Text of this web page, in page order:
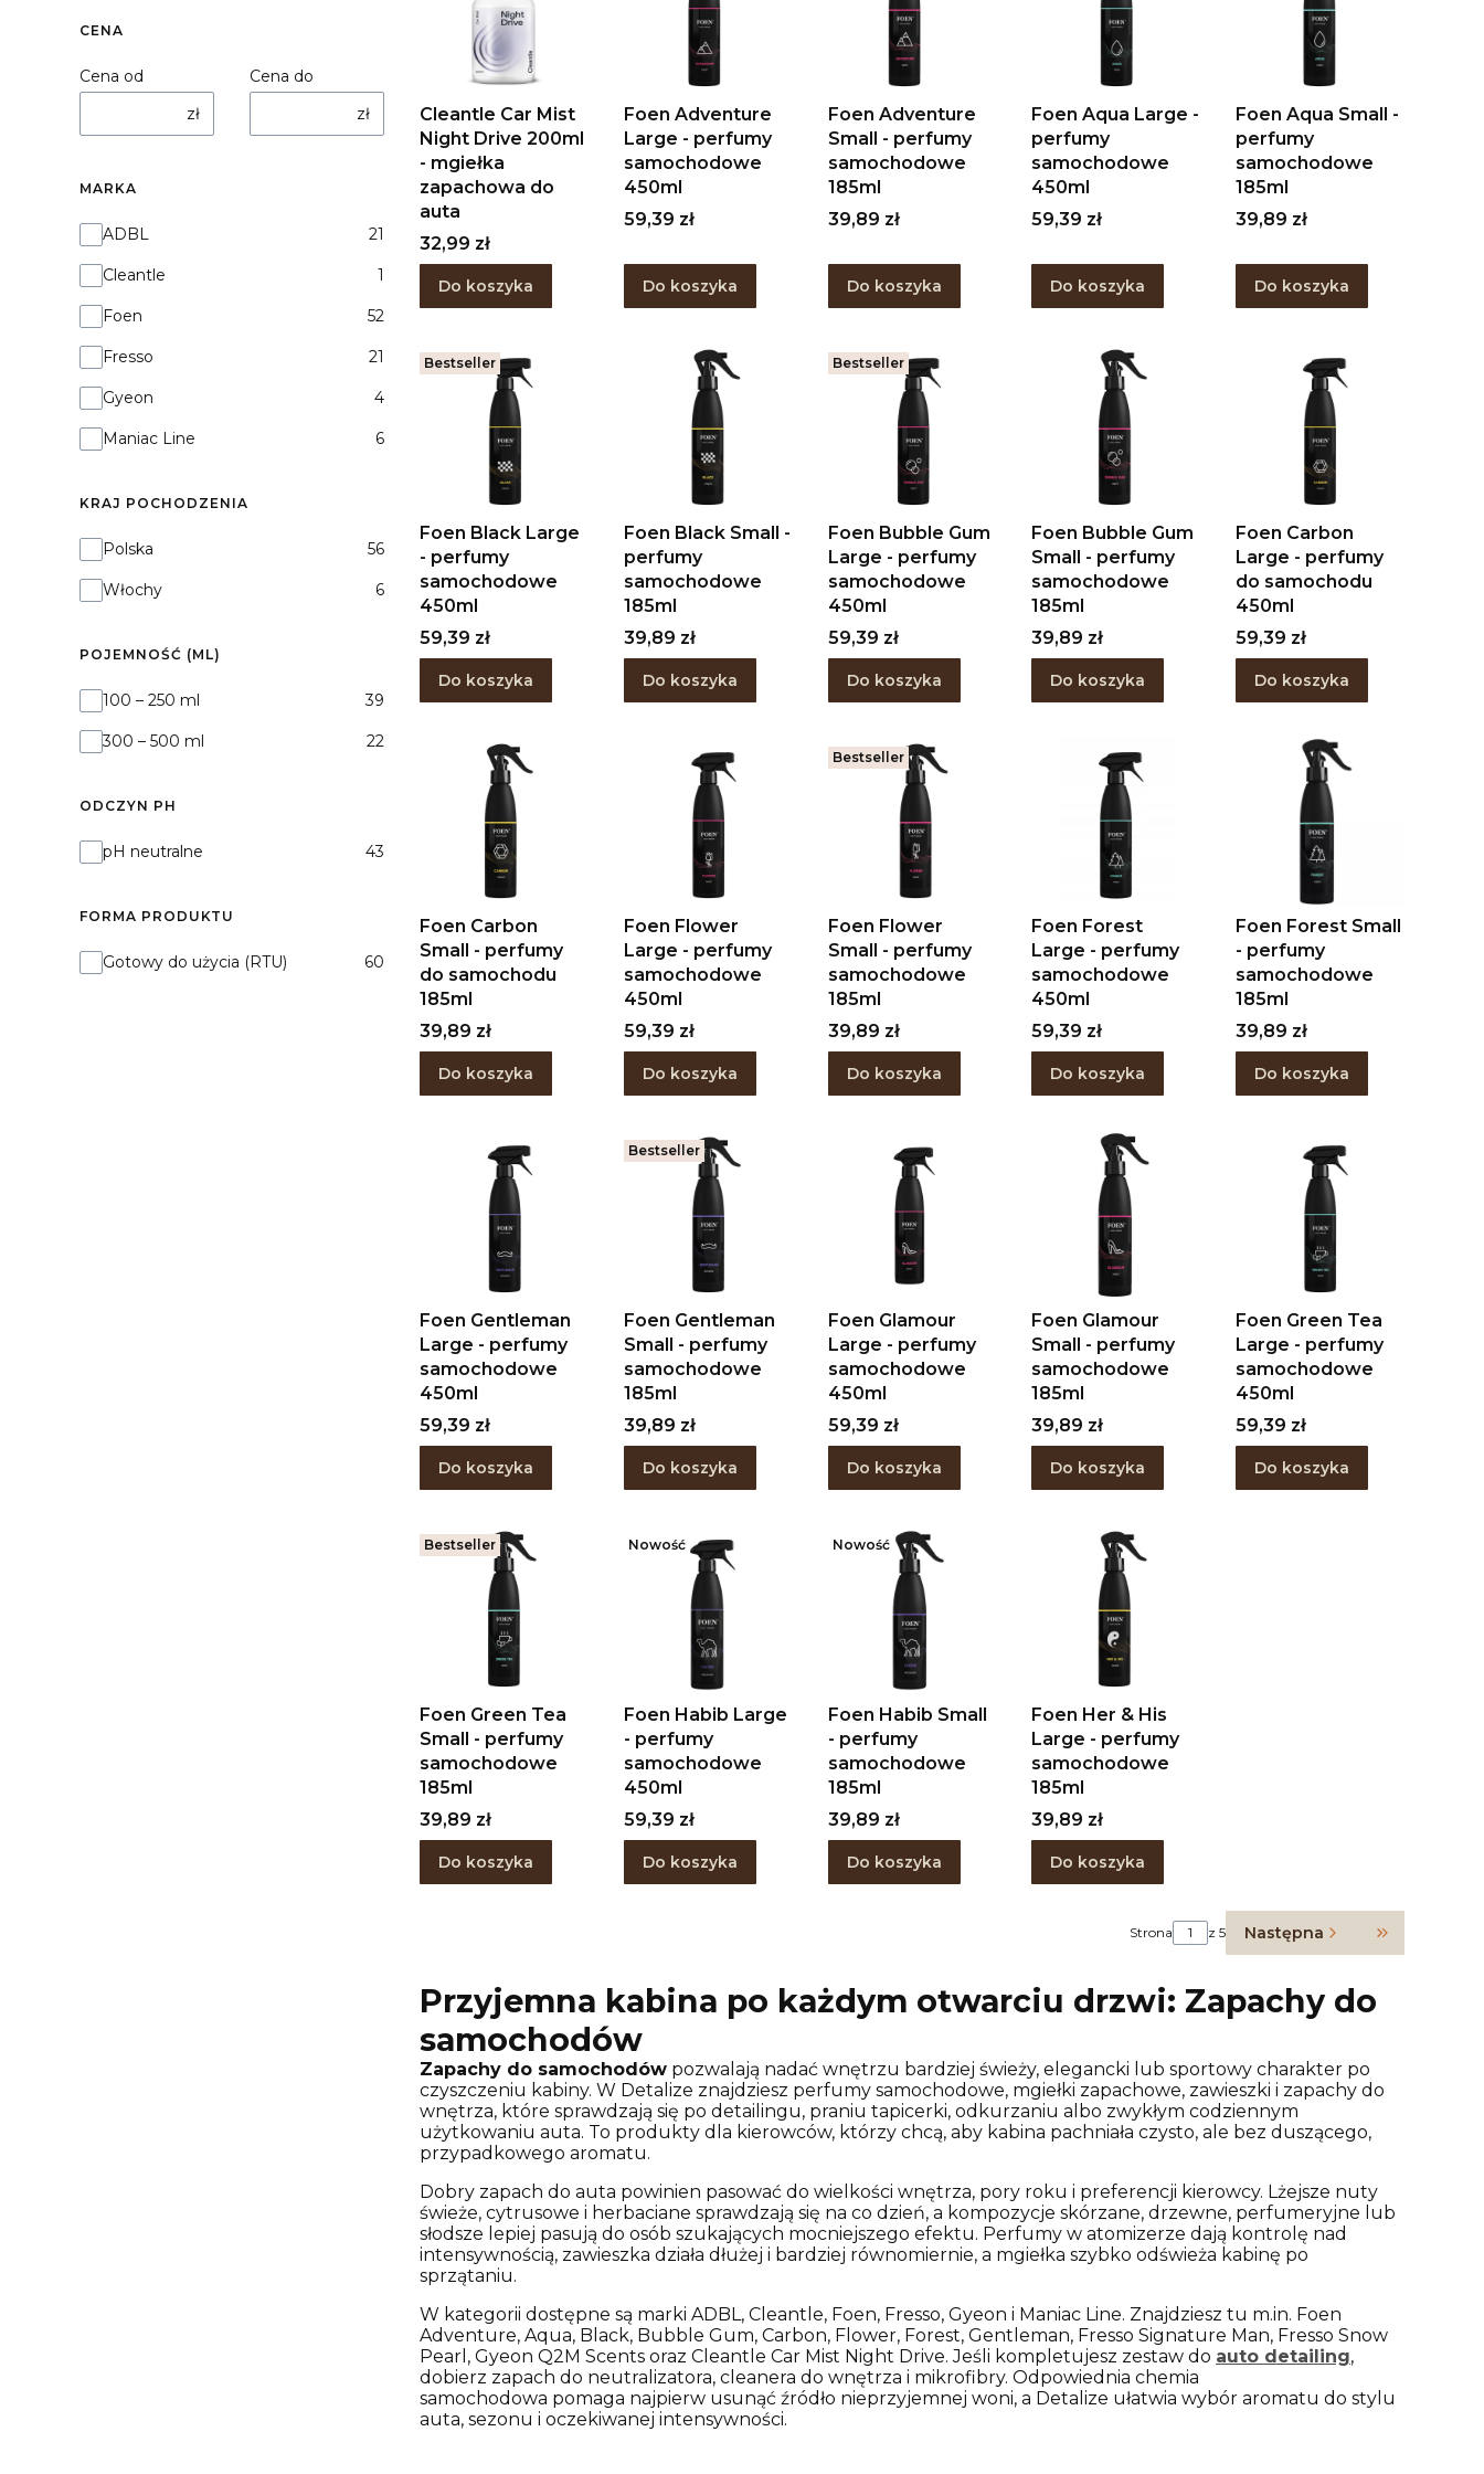
CENA
Cena od
zł
Cena do
zł
MARKA
Marka
ADBL 21
Cleantle 1
Foen 52
Fresso 21
Gyeon 4
Maniac Line 6
KRAJ POCHODZENIA
Kraj pochodzenia
Polska 56
Włochy 6
POJEMNOŚĆ (ML)
Pojemność (ml)
100 – 250 ml 39
300 – 500 ml 22
ODCZYN PH
Odczyn pH
pH neutralne 43
FORMA PRODUKTU
Forma produktu
Gotowy do użycia (RTU) 60
Cleantle Car Mist
Night Drive 200ml
- mgiełka
zapachowa do
auta
Cena
32,99 zł
Do koszyka
Foen Adventure
Large - perfumy
samochodowe
450ml
Cena
59,39 zł
Do koszyka
Foen Adventure
Small - perfumy
samochodowe
185ml
Cena
39,89 zł
Do koszyka
Foen Aqua Large -
perfumy
samochodowe
450ml
Cena
59,39 zł
Do koszyka
Foen Aqua Small -
perfumy
samochodowe
185ml
Cena
39,89 zł
Do koszyka
Bestseller
Foen Black Large
- perfumy
samochodowe
450ml
Cena
59,39 zł
Do koszyka
Foen Black Small -
perfumy
samochodowe
185ml
Cena
39,89 zł
Do koszyka
Bestseller
Foen Bubble Gum
Large - perfumy
samochodowe
450ml
Cena
59,39 zł
Do koszyka
Foen Bubble Gum
Small - perfumy
samochodowe
185ml
Cena
39,89 zł
Do koszyka
Foen Carbon
Large - perfumy
do samochodu
450ml
Cena
59,39 zł
Do koszyka
Foen Carbon
Small - perfumy
do samochodu
185ml
Cena
39,89 zł
Do koszyka
Foen Flower
Large - perfumy
samochodowe
450ml
Cena
59,39 zł
Do koszyka
Bestseller
Foen Flower
Small - perfumy
samochodowe
185ml
Cena
39,89 zł
Do koszyka
Foen Forest
Large - perfumy
samochodowe
450ml
Cena
59,39 zł
Do koszyka
Foen Forest Small
- perfumy
samochodowe
185ml
Cena
39,89 zł
Do koszyka
Foen Gentleman
Large - perfumy
samochodowe
450ml
Cena
59,39 zł
Do koszyka
Bestseller
Foen Gentleman
Small - perfumy
samochodowe
185ml
Cena
39,89 zł
Do koszyka
Foen Glamour
Large - perfumy
samochodowe
450ml
Cena
59,39 zł
Do koszyka
Foen Glamour
Small - perfumy
samochodowe
185ml
Cena
39,89 zł
Do koszyka
Foen Green Tea
Large - perfumy
samochodowe
450ml
Cena
59,39 zł
Do koszyka
Bestseller
Foen Green Tea
Small - perfumy
samochodowe
185ml
Cena
39,89 zł
Do koszyka
Nowość
Foen Habib Large
- perfumy
samochodowe
450ml
Cena
59,39 zł
Do koszyka
Nowość
Foen Habib Small
- perfumy
samochodowe
185ml
Cena
39,89 zł
Do koszyka
Foen Her & His
Large - perfumy
samochodowe
185ml
Cena
39,89 zł
Do koszyka
Strona z 5 Następna Przejdź do
Przyjemna kabina po każdym otwarciu drzwi: Zapachy do
samochodów
Zapachy do samochodów pozwalają nadać wnętrzu bardziej świeży, elegancki lub sportowy charakter po
czyszczeniu kabiny. W Detalize znajdziesz perfumy samochodowe, mgiełki zapachowe, zawieszki i zapachy do
wnętrza, które sprawdzają się po detailingu, praniu tapicerki, odkurzaniu albo zwykłym codziennym
użytkowaniu auta. To produkty dla kierowców, którzy chcą, aby kabina pachniała czysto, ale bez duszącego,
przypadkowego aromatu.
Dobry zapach do auta powinien pasować do wielkości wnętrza, pory roku i preferencji kierowcy. Lżejsze nuty
świeże, cytrusowe i herbaciane sprawdzają się na co dzień, a kompozycje skórzane, drzewne, perfumeryjne lub
słodsze lepiej pasują do osób szukających mocniejszego efektu. Perfumy w atomizerze dają kontrolę nad
intensywnością, zawieszka działa dłużej i bardziej równomiernie, a mgiełka szybko odświeża kabinę po
sprzątaniu.
W kategorii dostępne są marki ADBL, Cleantle, Foen, Fresso, Gyeon i Maniac Line. Znajdziesz tu m.in. Foen
Adventure, Aqua, Black, Bubble Gum, Carbon, Flower, Forest, Gentleman, Fresso Signature Man, Fresso Snow
Pearl, Gyeon Q2M Scents oraz Cleantle Car Mist Night Drive. Jeśli kompletujesz zestaw do auto detailing,
dobierz zapach do neutralizatora, cleanera do wnętrza i mikrofibry. Odpowiednia chemia
samochodowa pomaga najpierw usunąć źródło nieprzyjemnej woni, a Detalize ułatwia wybór aromatu do stylu
auta, sezonu i oczekiwanej intensywności.